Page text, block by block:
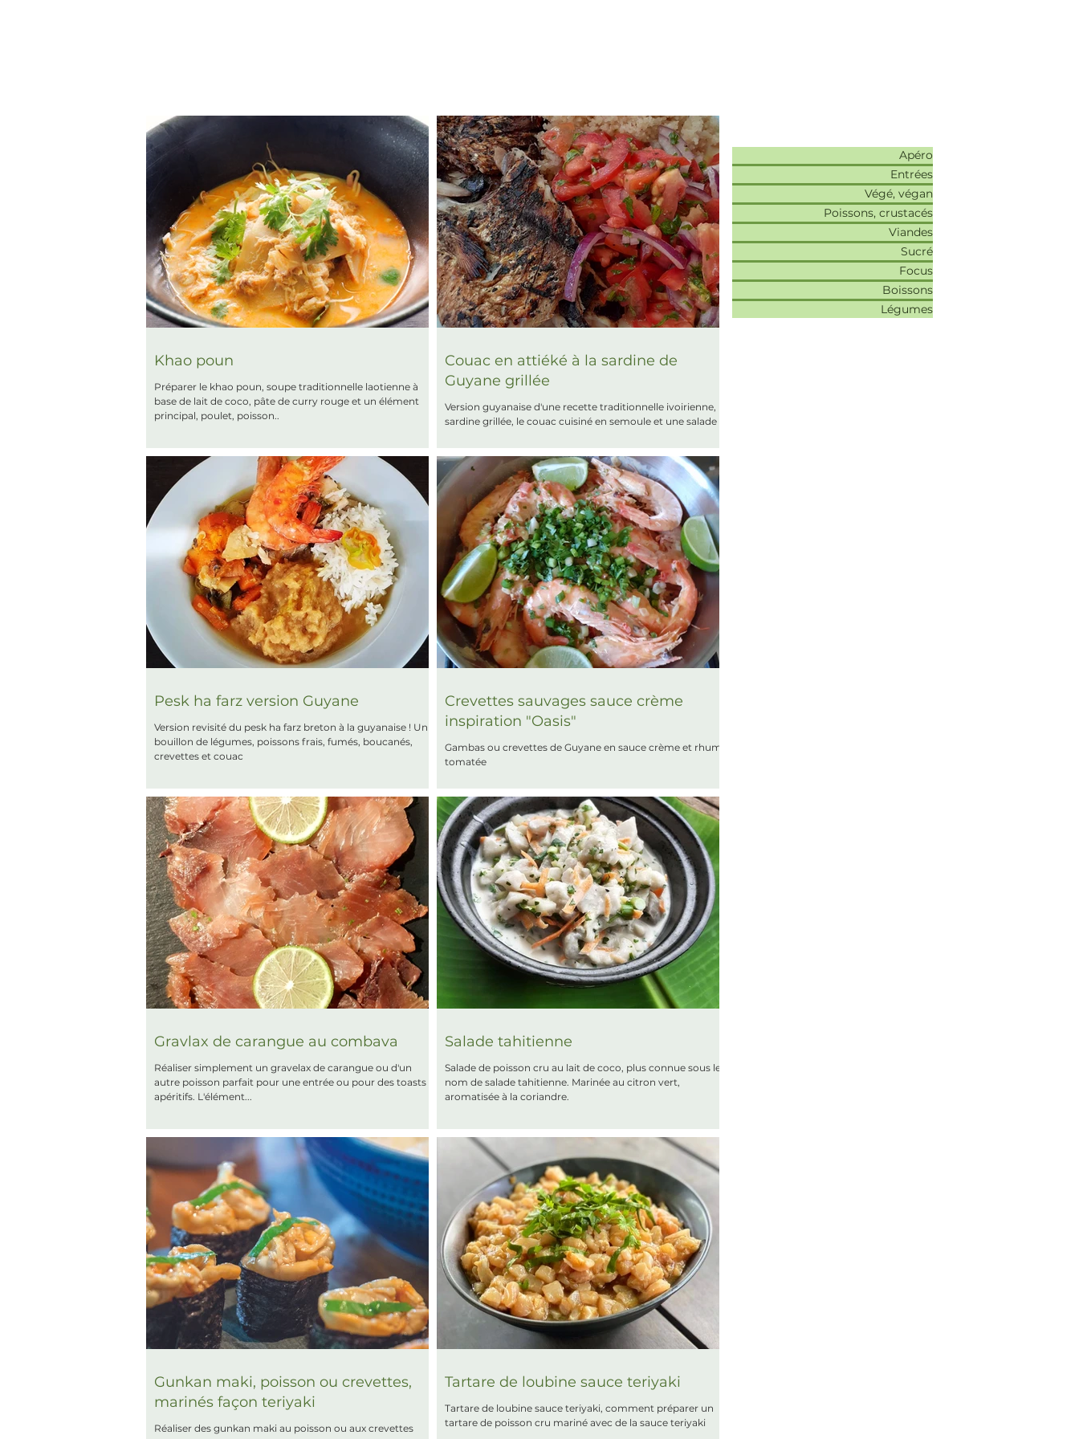
Khao poun
Préparer le khao poun, soupe traditionnelle laotienne à
base de lait de coco, pâte de curry rouge et un élément
principal, poulet, poisson..
Couac en attiéké à la sardine de
Guyane grillée
Version guyanaise d'une recette traditionnelle ivoirienne, la
sardine grillée, le couac cuisiné en semoule et une salade
Pesk ha farz version Guyane
Version revisité du pesk ha farz breton à la guyanaise ! Un
bouillon de légumes, poissons frais, fumés, boucanés,
crevettes et couac
Crevettes sauvages sauce crème
inspiration "Oasis"
Gambas ou crevettes de Guyane en sauce crème et rhum,
tomatée
Gravlax de carangue au combava
Réaliser simplement un gravelax de carangue ou d'un
autre poisson parfait pour une entrée ou pour des toasts
apéritifs. L'élément...
Salade tahitienne
Salade de poisson cru au lait de coco, plus connue sous le
nom de salade tahitienne. Marinée au citron vert,
aromatisée à la coriandre.
Gunkan maki, poisson ou crevettes,
marinés façon teriyaki
Réaliser des gunkan maki au poisson ou aux crevettes
Tartare de loubine sauce teriyaki
Tartare de loubine sauce teriyaki, comment préparer un
tartare de poisson cru mariné avec de la sauce teriyaki
Apéro
Entrées
Végé, végan
Poissons, crustacés
Viandes
Sucré
Focus
Boissons
Légumes